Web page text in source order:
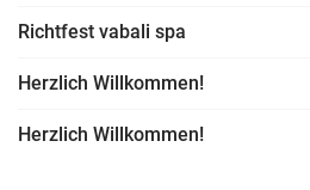
Richtfest vabali spa
Herzlich Willkommen!
Herzlich Willkommen!